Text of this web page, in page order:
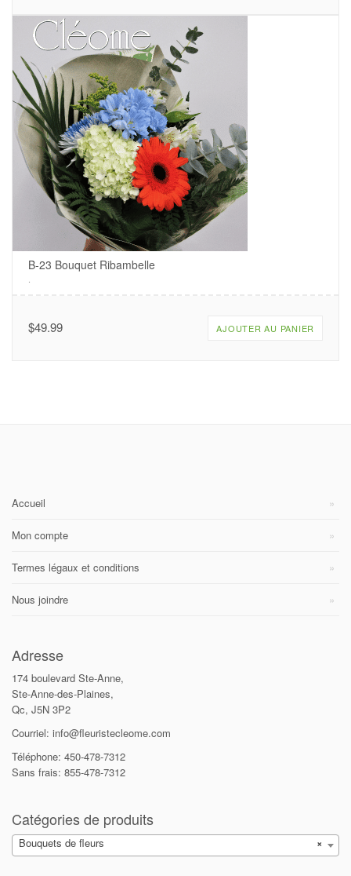
B-23 Bouquet Ribambelle
.
$49.99 AJOUTER AU PANIER
Accueil
Mon compte
Termes légaux et conditions
Nous joindre
Adresse
174 boulevard Ste-Anne,
Ste-Anne-des-Plaines,
Qc, J5N 3P2
Courriel: info@fleuristecleome.com
Téléphone: 450-478-7312
Sans frais: 855-478-7312
Catégories de produits
×
Bouquets de fleurs